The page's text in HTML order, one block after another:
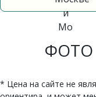
ФОТО
* Цена на сайте не